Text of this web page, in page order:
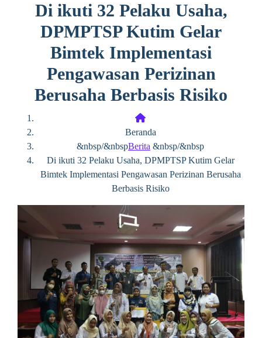
Di ikuti 32 Pelaku Usaha,
DPMPTSP Kutim Gelar
Bimtek Implementasi
Pengawasan Perizinan
Berusaha Berbasis Risiko
Beranda
&nbsp/&nbspBerita &nbsp/&nbsp
Di ikuti 32 Pelaku Usaha, DPMPTSP Kutim Gelar
Bimtek Implementasi Pengawasan Perizinan Berusaha
Berbasis Risiko